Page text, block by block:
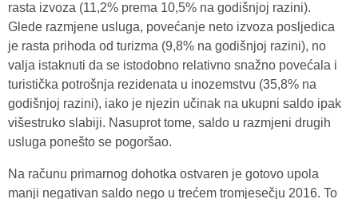
rasta izvoza (11,2% prema 10,5% na godišnjoj razini).
Glede razmjene usluga, povećanje neto izvoza posljedica
je rasta prihoda od turizma (9,8% na godišnjoj razini), no
valja istaknuti da se istodobno relativno snažno povećala i
turistička potrošnja rezidenata u inozemstvu (35,8% na
godišnjoj razini), iako je njezin učinak na ukupni saldo ipak
višestruko slabiji. Nasuprot tome, saldo u razmjeni drugih
usluga ponešto se pogoršao.
Na računu primarnog dohotka ostvaren je gotovo upola
manji negativan saldo nego u trećem tromjesečju 2016. To